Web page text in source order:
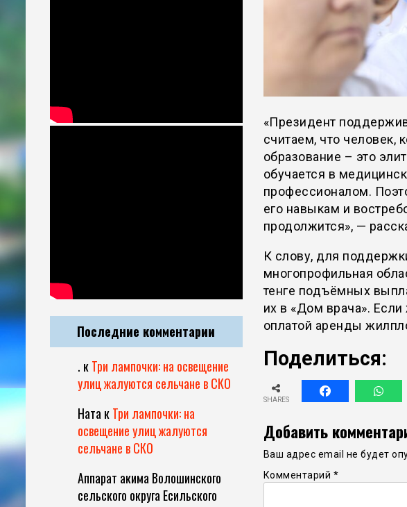
«Президент
считаем, что человек,
образование – это
обучается в
профессионалом.
его навыкам и
продолжится», —
К слову, для
многопрофильная
тенге подъёмных
их в «Дом врача». Если
оплатой аренды
Поделиться:
SHARES
Добавить
Ваш адрес email не будет
Комментарий *
Последние комментарии
. кТри лампочки: на освещение
улиц жалуются сельчане в СКО
Ната кТри лампочки: на
освещение улиц жалуются
сельчане в СКО
Аппарат акима Волошинского
сельского округа Есильского